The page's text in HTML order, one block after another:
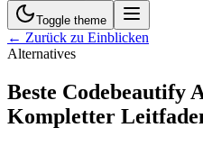
Toggle theme
← Zurück zu Einblicken
Alternatives
Beste Codebeautify
Kompletter